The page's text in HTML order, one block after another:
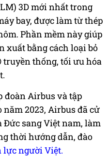
3D mới nhất trong
bay, được làm từ thép
Phần mềm này giúp
xuất bằng cách loại bỏ
truyền thống, tối ưu hóa
đoàn Airbus và tập
2023, Airbus đã cử
Đức sang Việt nam, làm
thời hướng dẫn, đào
lực người Việt.